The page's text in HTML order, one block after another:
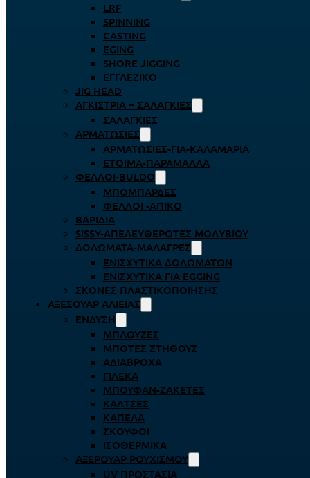
LRF
SPINNING
CASTING
EGING
SHORE JIGGING
ΕΓΓΛΈΖΙΚΟ
JIG HEAD
ΑΓΚΊΣΤΡΙΑ – ΣΑΛΑΓΚΙΈΣ
ΣΑΛΑΓΚΙΈΣ
ΑΡΜΑΤΩΣΙΈΣ
ΑΡΜΑΤΩΣΙΈΣ-ΓΙΑ-ΚΑΛΑΜΆΡΙΑ
ΈΤΟΙΜΑ-ΠΑΡΆΜΑΛΛΑ
ΦΕΛΛΟΊ-BULDO
ΜΠΟΜΠΆΡΔΕΣ
ΦΕΛΛΟΊ -ΑΠΊΚΟ
ΒΑΡΊΔΙΑ
SISSY-ΑΠΕΛΕΥΘΕΡΟΤΈΣ ΜΟΛΥΒΙΟΎ
ΔΟΛΏΜΑΤΑ-ΜΑΛΆΓΡΕΣ
ΕΝΙΣΧΥΤΙΚΆ ΔΟΛΩΜΆΤΩΝ
ΕΝΙΣΧΥΤΙΚΆ ΓΙΑ EGGING
ΣΚΌΝΕΣ ΠΛΑΣΤΙΚΟΠΟΊΗΣΗΣ
ΑΞΕΣΟΥΆΡ ΑΛΙΕΊΑΣ
ΈΝΔΥΣΗ
ΜΠΛΟΎΖΕΣ
ΜΠΌΤΕΣ ΣΤΉΘΟΥΣ
ΑΔΙΆΒΡΟΧΑ
ΓΙΛΈΚΑ
ΜΠΟΥΦΆΝ-ΖΑΚΈΤΕΣ
ΚΆΛΤΣΕΣ
ΚΑΠΈΛΑ
ΣΚΟΎΦΟΙ
ΙΣΟΘΕΡΜΙΚΆ
ΑΞΕΡΟΥΆΡ ΡΟΥΧΙΣΜΟΎ
UV ΠΡΟΣΤΑΣΊΑ